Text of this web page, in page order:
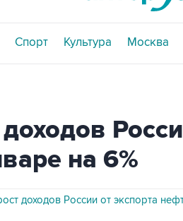
Спорт Культура Москва
на 6%
доходов России от экспорта